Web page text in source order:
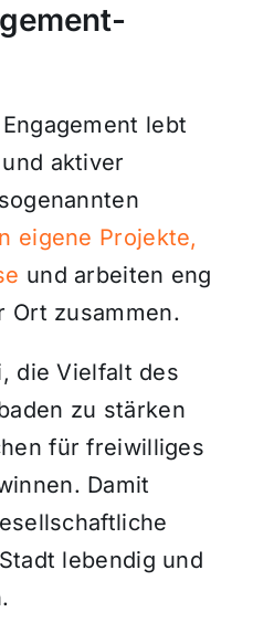
lebt
aktiver
eigene Projekte,
und arbeiten eng
Ort zusammen.
die Vielfalt des
zu stärken
für freiwilliges
Damit
lebendig und